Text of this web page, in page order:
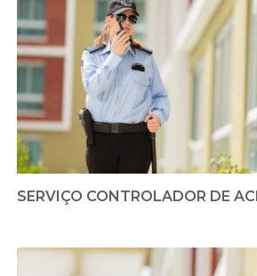
SERVIÇO CONTROLADOR DE